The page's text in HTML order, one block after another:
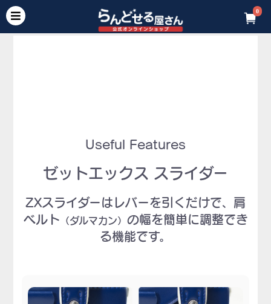
0
Useful Features
ゼットエックス スライダー
ZXスライダーはレバーを引くだけで、 肩
ベルト （ダルマカン） の幅を簡単に調整でき
る機能です。